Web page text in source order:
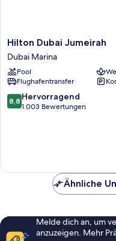
Hilton
Dubai
Jumeirah
Dubai
Marina
Hilton Dubai Jumeirah
Dubai Marina
Pool
Flughafentransfer
8.8
von
8,8 Hervorragend
1.003 Bewertungen
Ähnliche
Melde dich an, um
anzuzeigen. Mehr